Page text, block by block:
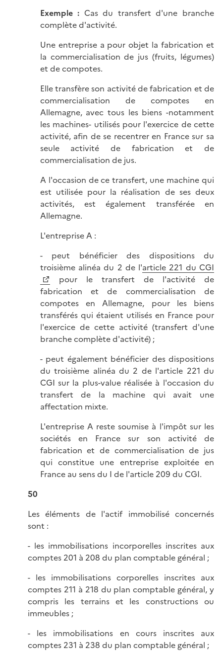
Exemple : Cas du transfert d'une branche
complète d'activité.
Une entreprise a pour objet la fabrication et
la commercialisation de jus (fruits, légumes)
et de compotes.
Elle transfère son activité de fabrication et de
commercialisation de compotes en
Allemagne, avec tous les biens -notamment
les machines- utilisés pour l'exercice de cette
activité, afin de se recentrer en France sur sa
seule activité de fabrication et de
commercialisation de jus.
A l'occasion de ce transfert, une machine qui
est utilisée pour la réalisation de ses deux
activités, est également transférée en
Allemagne.
L'entreprise A :
- peut bénéficier des dispositions du
troisième alinéa du 2 de l'article 221 du CGI
pour le transfert de l'activité de
fabrication et de commercialisation de
compotes en Allemagne, pour les biens
transférés qui étaient utilisés en France pour
l'exercice de cette activité (transfert d'une
branche complète d'activité) ;
- peut également bénéficier des dispositions
du troisième alinéa du 2 de l'article 221 du
CGI sur la plus-value réalisée à l'occasion du
transfert de la machine qui avait une
affectation mixte.
L'entreprise A reste soumise à l'impôt sur les
sociétés en France sur son activité de
fabrication et de commercialisation de jus
qui constitue une entreprise exploitée en
France au sens du I de l'article 209 du CGI.
50
Les éléments de l'actif immobilisé concernés
sont :
- les immobilisations incorporelles inscrites aux
comptes 201 à 208 du plan comptable général ;
- les immobilisations corporelles inscrites aux
comptes 211 à 218 du plan comptable général, y
compris les terrains et les constructions ou
immeubles ;
- les immobilisations en cours inscrites aux
comptes 231 à 238 du plan comptable général ;